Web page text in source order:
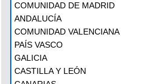
COMUNIDAD DE MADRID
ANDALUCÍA
COMUNIDAD VALENCIANA
PAÍS VASCO
GALICIA
CASTILLA Y LEÓN